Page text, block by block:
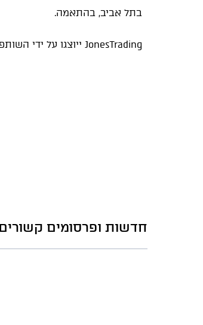
בתל אביב, בהתאמה.
JonesTrading ייוצגו על ידי השותפים חיים פרידלנד, ארי פריד וד"ר אסף פרוסק, יחד עם עו"ד מייק חנוכוביץ.
חדשות ופרסומים